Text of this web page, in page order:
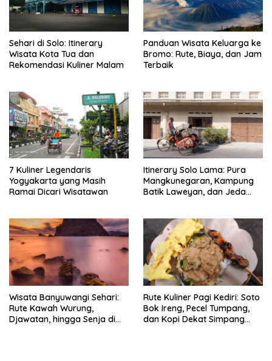
Sehari di Solo: Itinerary
Wisata Kota Tua dan
Rekomendasi Kuliner Malam
Panduan Wisata Keluarga ke
Bromo: Rute, Biaya, dan Jam
Terbaik
7 Kuliner Legendaris
Yogyakarta yang Masih
Ramai Dicari Wisatawan
Itinerary Solo Lama: Pura
Mangkunegaran, Kampung
Batik Laweyan, dan Jeda
Wisata Banyuwangi Sehari:
Rute Kawah Wurung,
Djawatan, hingga Senja di
Rute Kuliner Pagi Kediri: Soto
Bok Ireng, Pecel Tumpang,
dan Kopi Dekat Simpang